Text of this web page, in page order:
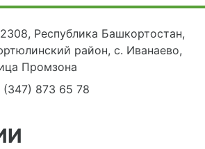
Республика Башкортостан,
район, с. Иванаево,
Промзона
(347) 873 65 78